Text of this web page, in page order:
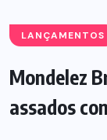
LANÇAMENTOS
Mondelez
assados